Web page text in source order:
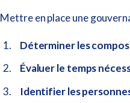
Mettre en place une
Déterminer les
Évaluer le temps
Identifier les